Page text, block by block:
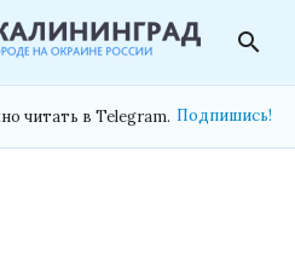
search
читать в Telegram. Подпишись!